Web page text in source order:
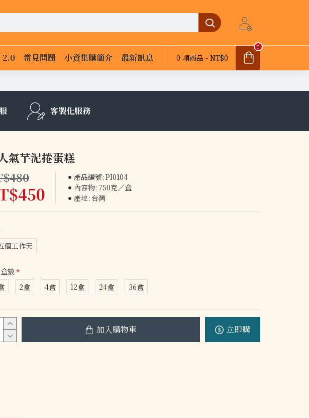
2.0 常見問題 小資集購簡介 最新訊息 0 項商品 - NT$0
0
客製化服務
氣芋泥捲蛋糕
產品編號: PI0104
內容物: 750克／盒
產地: 台灣
個工作天
數
2盒 4盒 12盒 24盒 36盒
加入購物車 立即購